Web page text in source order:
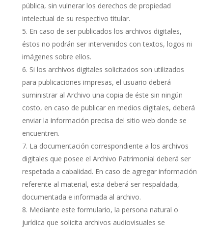
pública, sin vulnerar los derechos de propiedad
intelectual de su respectivo titular.
En caso de ser publicados los archivos digitales,
éstos no podrán ser intervenidos con textos, logos ni
imágenes sobre ellos.
Si los archivos digitales solicitados son utilizados
para publicaciones impresas, el usuario deberá
suministrar al Archivo una copia de éste sin ningún
costo, en caso de publicar en medios digitales, deberá
enviar la información precisa del sitio web donde se
encuentren.
La documentación correspondiente a los archivos
digitales que posee el Archivo Patrimonial deberá ser
respetada a cabalidad. En caso de agregar información
referente al material, esta deberá ser respaldada,
documentada e informada al archivo.
Mediante este formulario, la persona natural o
jurídica que solicita archivos audiovisuales se